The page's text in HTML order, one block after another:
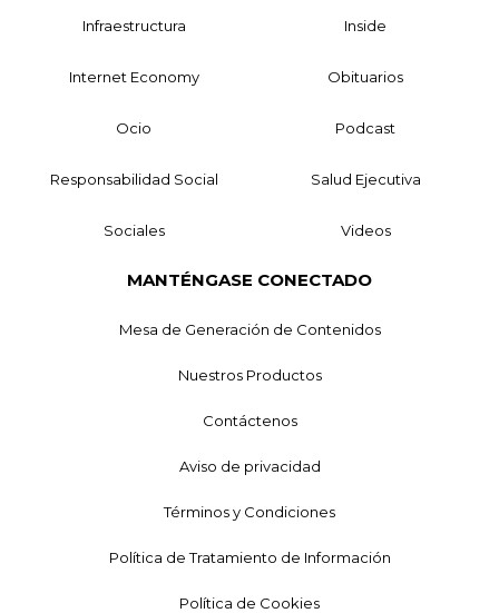
Infraestructura Inside
Internet Economy Obituarios
Ocio Podcast
Responsabilidad Social Salud Ejecutiva
Sociales Videos
MANTÉNGASE CONECTADO
Mesa de Generación de Contenidos
Nuestros Productos
Contáctenos
Aviso de privacidad
Términos y Condiciones
Política de Tratamiento de Información
Política de Cookies